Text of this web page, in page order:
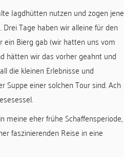
Jagdhütten nutzen und zogen jene
Tage haben wir alleine für den
Bierg gab (wir hatten uns vom
hätten wir das vorher geahnt und
die kleinen Erlebnisse und
Suppe einer solchen Tour sind. Ach
meine eher frühe Schaffensperiode,
faszinierenden Reise in eine